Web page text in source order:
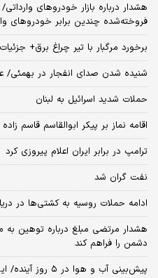
هشدار درباره بازار خودروهای
فروخته‌شده چندین برابر خودروهای
برخورد مرگبار با تیر چراغ برق+ جزئیات
شنیده شدن صدای انفجار در
حملات شدید اسرائیل به لبنان
اقامه نماز بر پیکر ابوالقاسم قاسم
ترامپ در برابر ایران اعلام پیروزی کرد
نفت گران شد
ادامه حملات روسیه به کشتی‌ها در
هشدار مرتضی مبلغ درباره توهین به
دشمن را فراهم کند
پیش‌بینی آب و هوا در ۵ روز آینده/ این مناطق بارانی می‌شوند